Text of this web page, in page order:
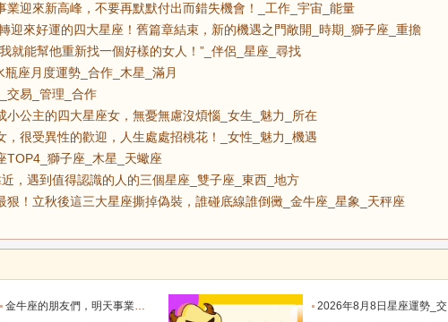
業迎來新高峰，不要再默默付出而錯失機會！_工作_宇宙_能量
迎來好運的四大星座！舊篇章結束，新的機遇之門敞開_時期_獅子座_重擔
就能幫他重新找一個好樣的女人！”_伴侶_星座_尋找
座月度運勢_合作_木星_滿月
交易_管理_合作
小公主的四大星座女，無憂無慮沒煩惱_女生_魅力_所在
，很受異性的歡迎，人生處處招桃花！_女性_魅力_機遇
TOP4_獅子座_木星_天蠍座
，遇到值得認識的人的三個星座_雙子座_東西_地方
狠！立秋後這三大星座撕掉偽裝，誰碰底線誰倒黴_金牛座_星象_天秤座
金牛座的朋友們，明天事業迎來新高峰，不要再默默付出而錯失機會！_工作_宇宙_能量
2026年8月8日星座運勢_交易_管理_合作